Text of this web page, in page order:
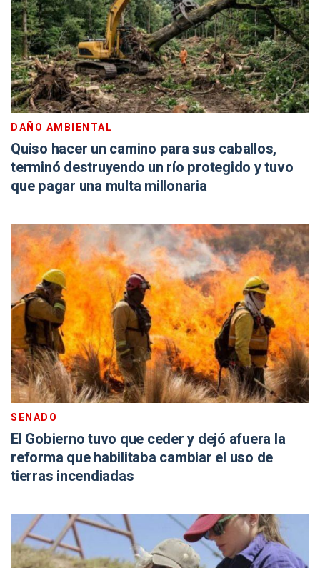
DAÑO AMBIENTAL
Quiso hacer un camino para sus caballos,
terminó destruyendo un río protegido y tuvo
que pagar una multa millonaria
SENADO
El Gobierno tuvo que ceder y dejó afuera la
reforma que habilitaba cambiar el uso de
tierras incendiadas